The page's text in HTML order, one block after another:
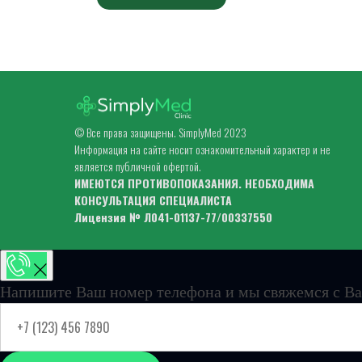
© Все права защищены. SimplyMed 2023
Информация на сайте носит ознакомительный характер и не
является публичной офертой.
ИМЕЮТСЯ ПРОТИВОПОКАЗАНИЯ. НЕОБХОДИМА
КОНСУЛЬТАЦИЯ СПЕЦИАЛИСТА
Лицензия № Л041-01137-77/00337550
Напишите Ваш номер телефона и мы свяжемся с